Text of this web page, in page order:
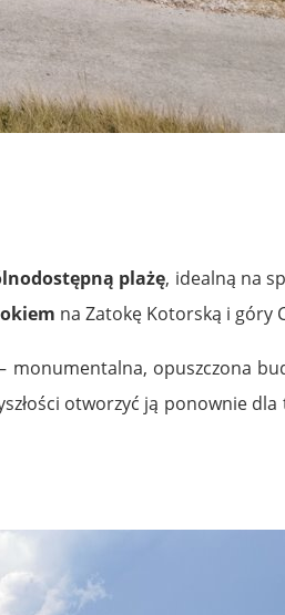
plażę, idealną na
na Zatokę Kotorską i góry
monumentalna, opuszczona
otworzyć ją ponownie